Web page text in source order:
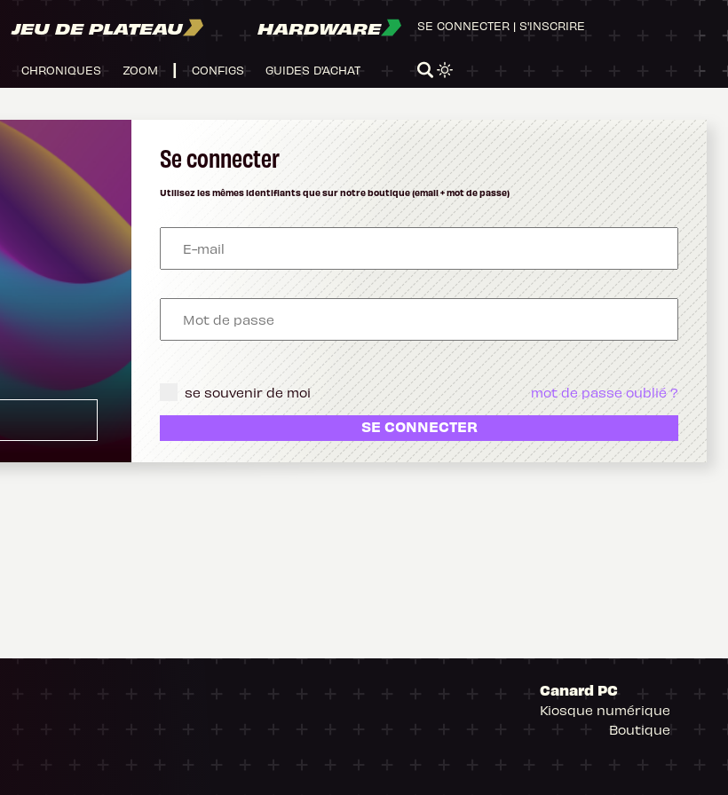
JEU DE PLATEAU HARDWARE
CHRONIQUES ZOOM CONFIGS GUIDES D'ACHAT
SE CONNECTER | S'INSCRIRE
Se connecter
Utilisez les mêmes identifiants que sur notre boutique (email + mot de passe)
se souvenir de moi mot de passe oublié ?
SE CONNECTER
Canard PC
Kiosque numérique
Boutique